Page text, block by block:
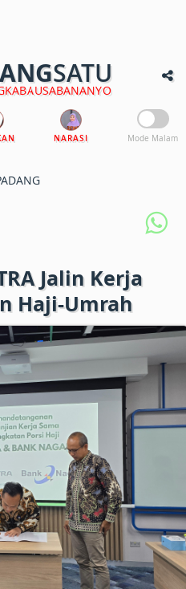
SATU
NARASI Mode Malam
Jalin Kerja
Haji-Umrah